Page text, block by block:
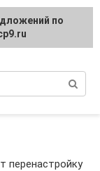
перенастройку
по